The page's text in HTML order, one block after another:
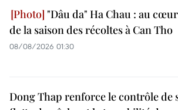
"Dâu da" Ha Chau : au cœur
de la saison des récoltes à Can Tho
08/08/2026 01:30
Dong Thap renforce le contrôle de